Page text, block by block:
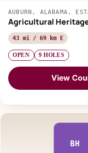
AUBURN, ALABAMA,
Agricultural
43 mi / 69 km E
OPEN 9 HOLES
View
BH